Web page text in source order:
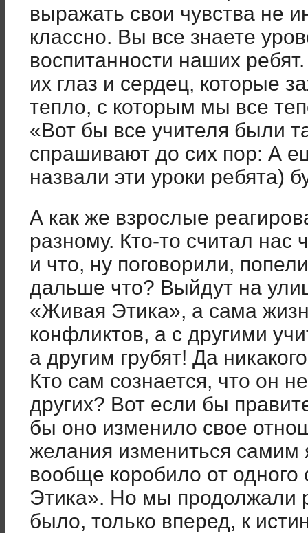
выражать свои чувства не
классно. Вы все знаете
воспитанности наших
их глаз и сердец, которые
тепло, с которым мы все
«Вот бы все учителя были
спрашивают до сих пор: А
назвали эти уроки ребята)
А как же взрослые
разному. Кто-то считал нас
и что, ну поговорили,
дальше что? Выйдут на
«Живая Этика», а сама
конфликтов, а с другими
а другим грубят! Да
Кто сам сознается, что он
других? Вот если бы
бы оно изменило свое
желания измениться
вообще коробило от
Этика». Но мы продолжали
было, только вперед, к